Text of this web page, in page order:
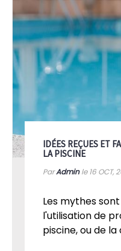
IDÉES REÇUES ET
LA PISCINE
ParAdminle 16 OCT,
Les mythes
l'utilisation de
piscine, ou de la